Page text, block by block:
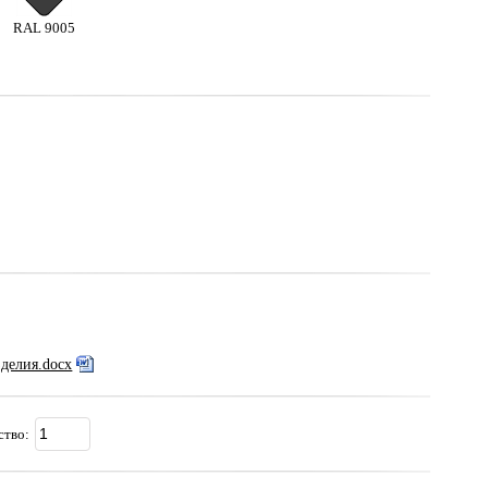
RAL 9005